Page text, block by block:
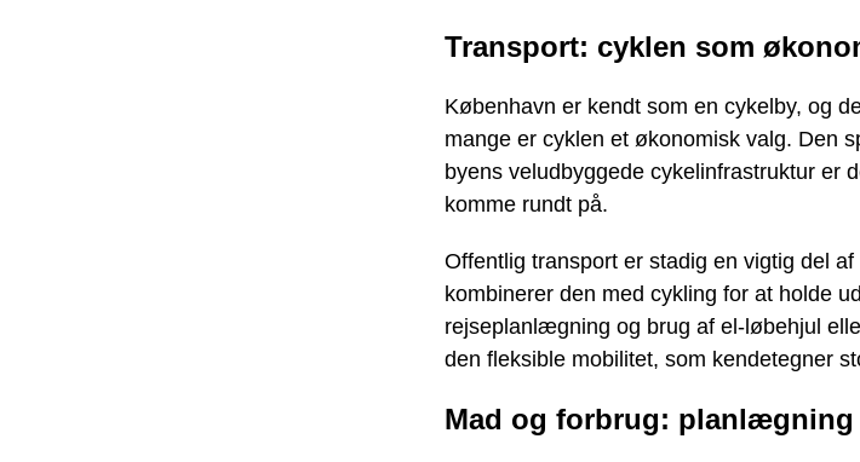
Transport: cyklen som
København er kendt som en cykelby, og
mange er cyklen et økonomisk valg. Den
byens veludbyggede cykelinfrastruktur er
komme rundt på.
Offentlig transport er stadig en vigtig del
kombinerer den med cykling for at holde
rejseplanlægning og brug af el-løbehjul
den fleksible mobilitet, som kendetegner
Mad og forbrug: